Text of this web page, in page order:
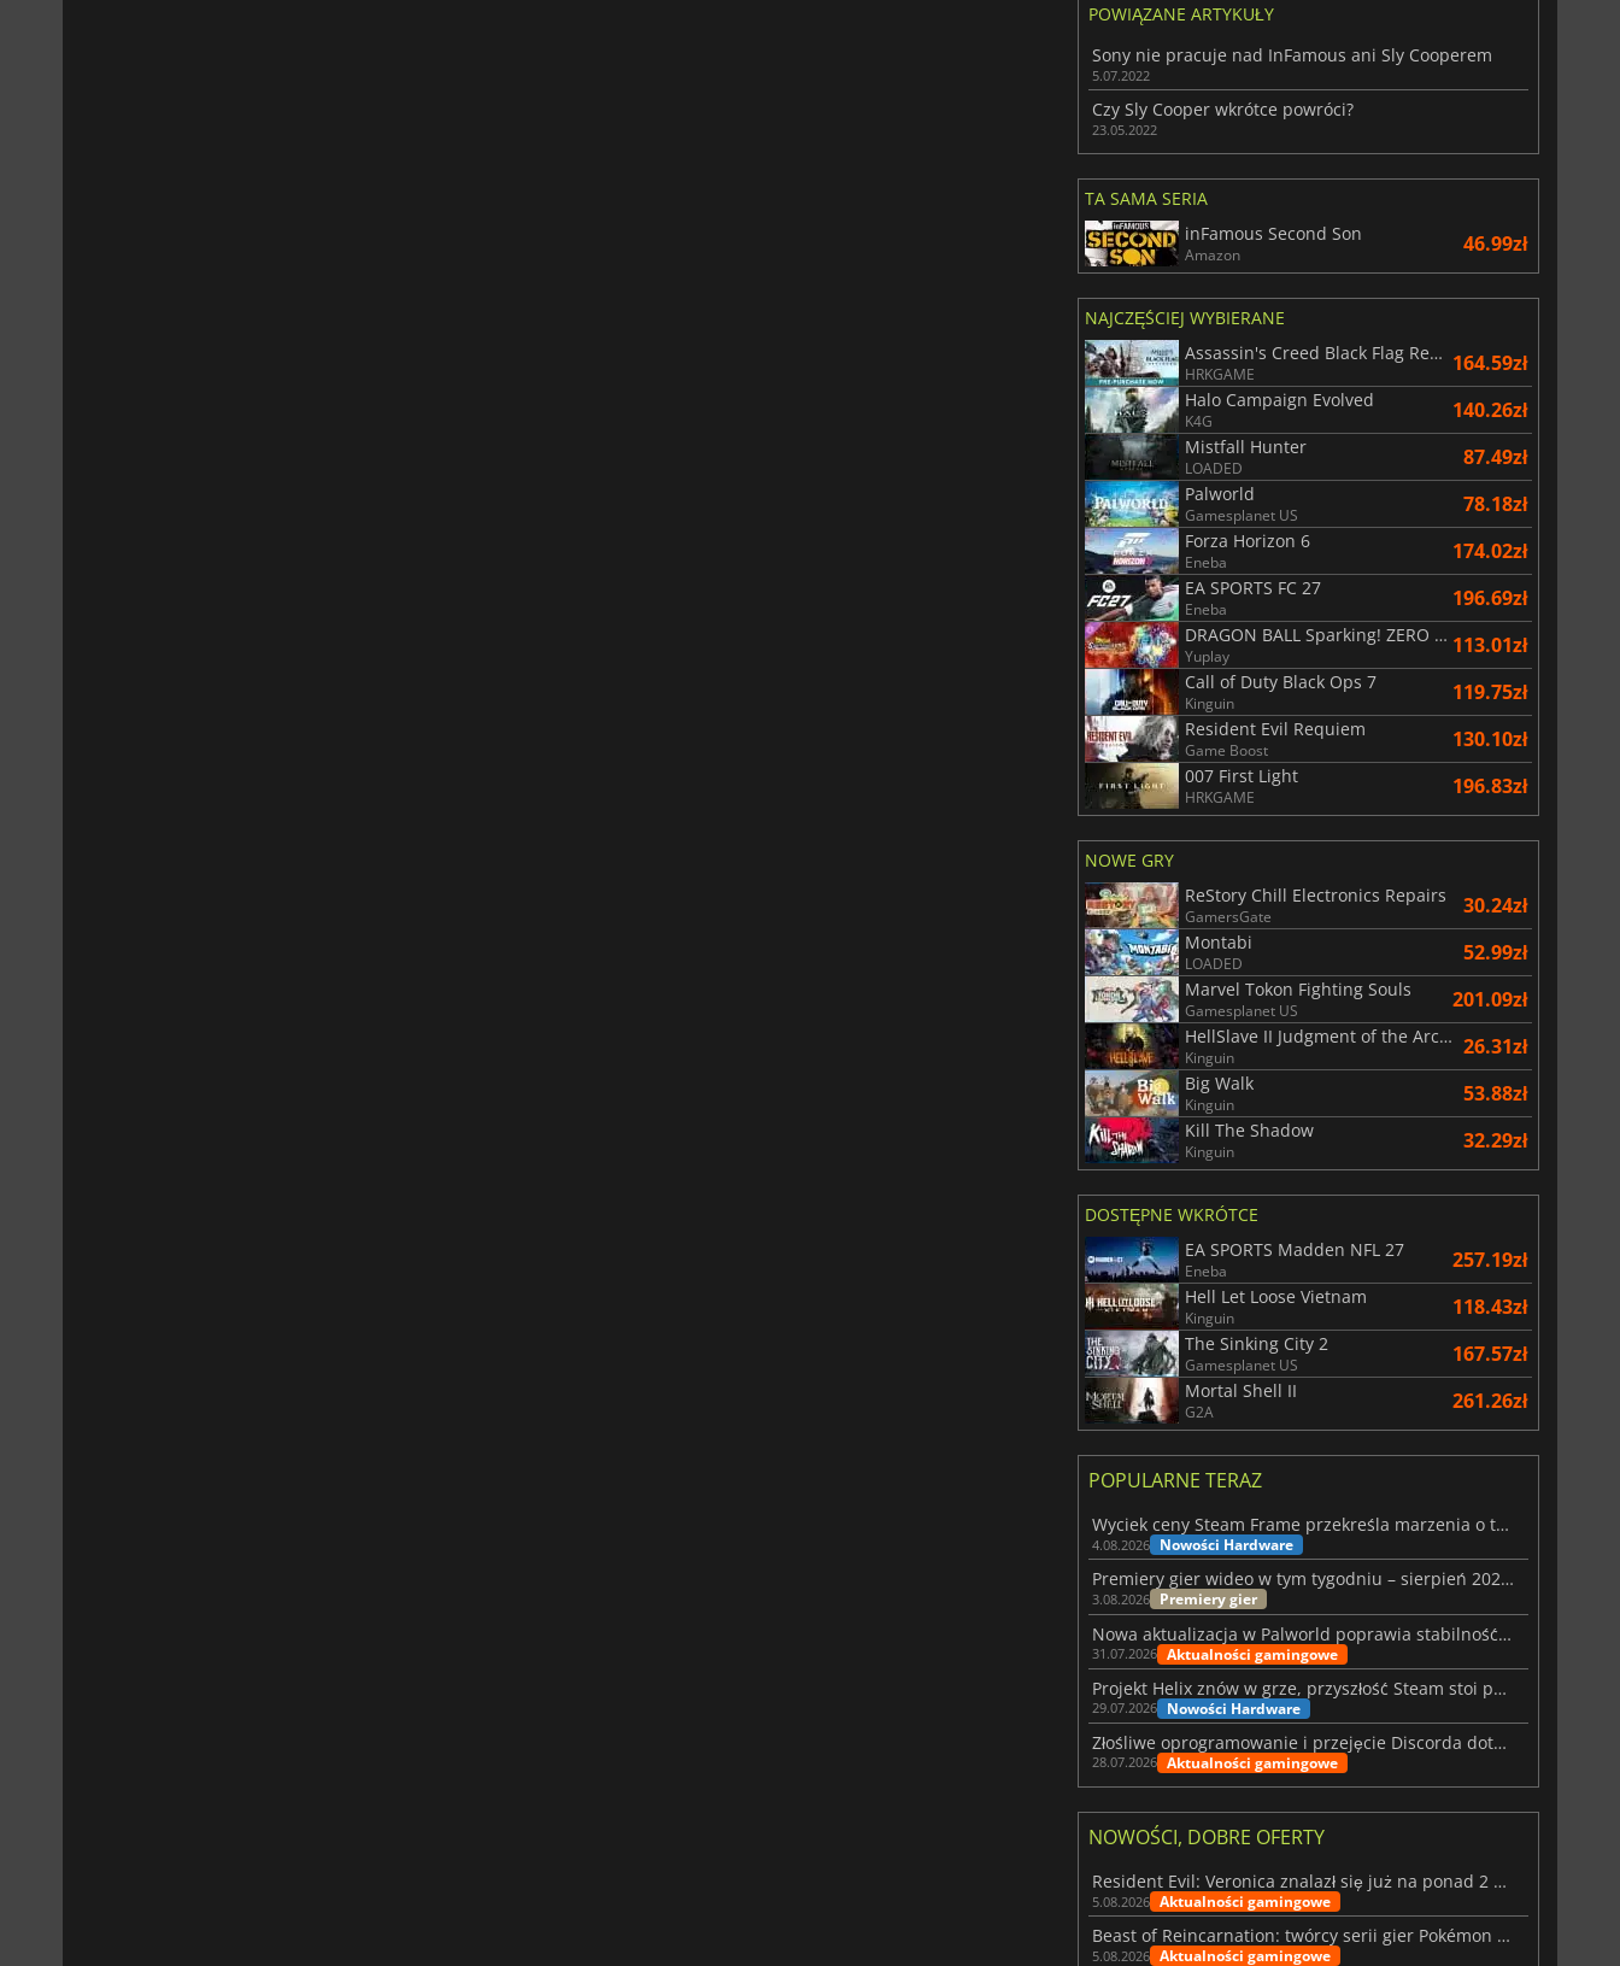
POWIĄZANE ARTYKUŁY
Sony nie pracuje nad InFamous ani Sly Cooperem
5.07.2022
Czy Sly Cooper wkrótce powróci?
23.05.2022
TA SAMA SERIA
inFamous Second Son
Amazon 46.99zł
NAJCZĘŚCIEJ WYBIERANE
Assassin's Creed Black Flag Resynced
HRKGAME 164.59zł
Halo Campaign Evolved
K4G 140.26zł
Mistfall Hunter
LOADED 87.49zł
Palworld
Gamesplanet US 78.18zł
Forza Horizon 6
Eneba 174.02zł
EA SPORTS FC 27
Eneba 196.69zł
DRAGON BALL Sparking! ZERO Super Limit Breaking NEO
Yuplay 113.01zł
Call of Duty Black Ops 7
Kinguin 119.75zł
Resident Evil Requiem
Game Boost 130.10zł
007 First Light
HRKGAME 196.83zł
NOWE GRY
ReStory Chill Electronics Repairs
GamersGate 30.24zł
Montabi
LOADED 52.99zł
Marvel Tokon Fighting Souls
Gamesplanet US 201.09zł
HellSlave II Judgment of the Archon
Kinguin 26.31zł
Big Walk
Kinguin 53.88zł
Kill The Shadow
Kinguin 32.29zł
DOSTĘPNE WKRÓTCE
EA SPORTS Madden NFL 27
Eneba 257.19zł
Hell Let Loose Vietnam
Kinguin 118.43zł
The Sinking City 2
Gamesplanet US 167.57zł
Mortal Shell II
G2A 261.26zł
POPULARNE TERAZ
Wyciek ceny Steam Frame przekreśla marzenia o tanim zestawie VR
4.08.2026 Nowości Hardware
Premiery gier wideo w tym tygodniu – sierpień 2026 r. (32. tydzień)
3.08.2026 Premiery gier
Nowa aktualizacja w Palworld poprawia stabilność Sunreach i walk z bossami
31.07.2026 Aktualności gamingowe
Projekt Helix znów w grze, przyszłość Steam stoi pod znakiem zapytania
29.07.2026 Nowości Hardware
Złośliwe oprogramowanie i przejęcie Discorda dotknęły Meccha Chameleon
28.07.2026 Aktualności gamingowe
NOWOŚCI, DOBRE OFERTY
Resident Evil: Veronica znalazł się już na ponad 2 milionach list życzeń
5.08.2026 Aktualności gamingowe
Beast of Reincarnation: twórcy serii gier Pokémon wkraczają na nową ścieżkę
5.08.2026 Aktualności gamingowe